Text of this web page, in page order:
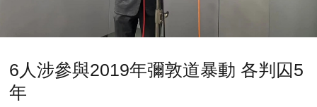
6人涉參與2019年彌敦道暴動 各判囚5
年